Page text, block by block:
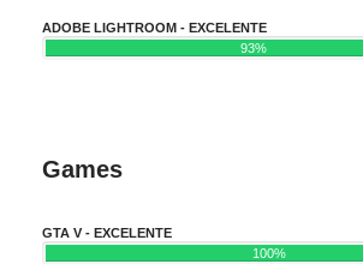
ADOBE LIGHTROOM - EXCELENTE
93%
Games
GTA V - EXCELENTE
100%